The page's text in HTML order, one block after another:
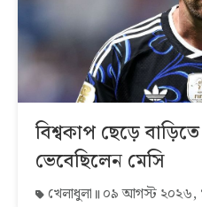
বিশ্বকাপ ছেড়ে
ভেবেছিলেন মেসি
খেলাধুলা ০৯ আগস্ট ২০২৬,